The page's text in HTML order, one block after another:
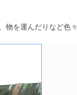
を運んだりなど色